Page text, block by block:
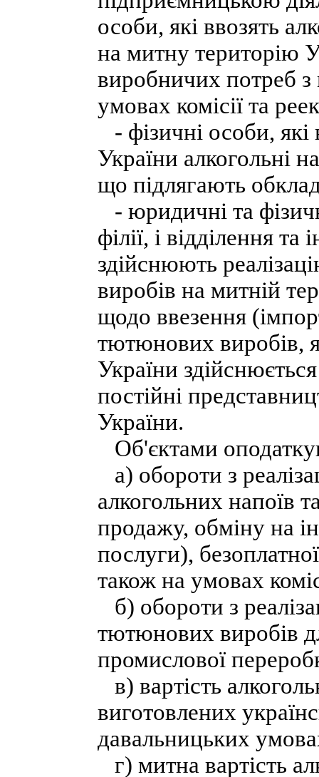
особи, які ввозять
на митну територію
виробничих потреб з
умовах комісії та
- фізичні особи,
України алкогольні
що підлягають
- юридичні та
філії, і відділення та
здійснюють
виробів на митній
щодо ввезення
тютюнових виробів,
України
постійні
України.
Об'єктами
а) обороти з
алкогольних напоїв
продажу, обміну на
послуги),
також на умовах
б) обороти з
тютюнових виробів
промислової
в) вартість
виготовлених
давальницьких
г) митна вартість